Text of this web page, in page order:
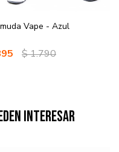
Vape - Azul
$1.790
interesar